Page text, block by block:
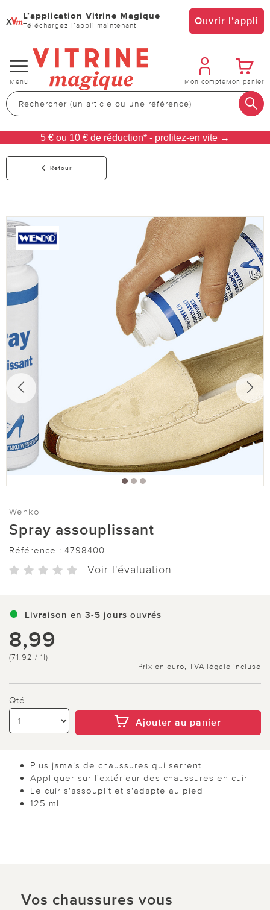
x L’application Vitrine Magique
Téléchargez l’appli maintenant Ouvrir l’appli
Changer
de
navigation
Menu Mon compteMon panier
5 € ou 10 € de réduction* - profitez-en vite →
Retour
Wenko
Spray assouplissant
Référence : 4798400
Voir l'évaluation
Livraison en 3-5 jours ouvrés
8,99
(71,92 / 1l)
Prix en euro, TVA légale incluse
Qté
Ajouter au panier
Plus jamais de chaussures qui serrent
Appliquer sur l'extérieur des chaussures en cuir
Le cuir s'assouplit et s'adapte au pied
125 ml.
Vos chaussures vous